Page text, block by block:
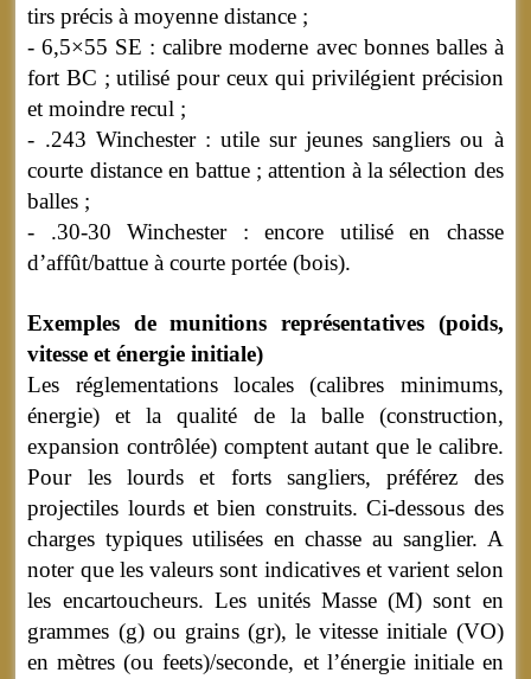
tirs précis à moyenne distance ;
- 6,5×55 SE : calibre moderne avec bonnes balles à
fort BC ; utilisé pour ceux qui privilégient précision
et moindre recul ;
- .243 Winchester : utile sur jeunes sangliers ou à
courte distance en battue ; attention à la sélection des
balles ;
- .30-30 Winchester : encore utilisé en chasse
d’affût/battue à courte portée (bois).
Exemples de munitions représentatives (poids,
vitesse et énergie initiale)
Les réglementations locales (calibres minimums,
énergie) et la qualité de la balle (construction,
expansion contrôlée) comptent autant que le calibre.
Pour les lourds et forts sangliers, préférez des
projectiles lourds et bien construits. Ci-dessous des
charges typiques utilisées en chasse au sanglier. A
noter que les valeurs sont indicatives et varient selon
les encartoucheurs. Les unités Masse (M) sont en
grammes (g) ou grains (gr), le vitesse initiale (VO)
en mètres (ou feets)/seconde, et l’énergie initiale en